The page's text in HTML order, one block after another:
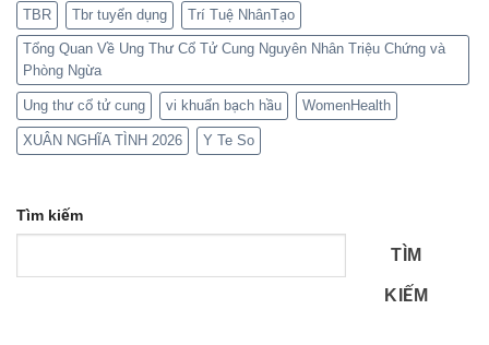
TBR Tbr tuyển dụng Trí Tuệ NhânTạo
Tổng Quan Về Ung Thư Cổ Tử Cung Nguyên Nhân Triệu Chứng và
Phòng Ngừa
Ung thư cổ tử cung vi khuẩn bạch hầu WomenHealth
XUÂN NGHĨA TÌNH 2026 Y Te So
Tìm kiếm
TÌM
KIẾM